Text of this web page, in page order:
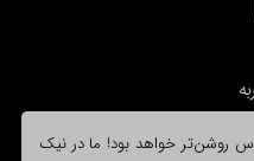
روشن‌تر خواهد بود! ما در نیک